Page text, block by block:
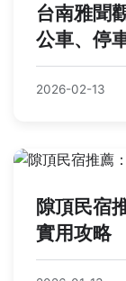
台南雅聞
公車、停
2026-02-13
隙頂民宿
實用攻略